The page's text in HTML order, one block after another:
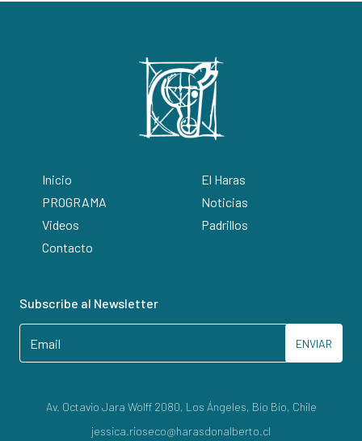
Inicio
El Haras
PROGRAMA
Noticias
Videos
Padrillos
Contacto
Subscribe al Newsletter
ENVIAR
Av. Octavio Jara Wolff 2080, Los Ángeles, Bío Bío, Chile
jessica.rioseco@harasdonalberto.cl